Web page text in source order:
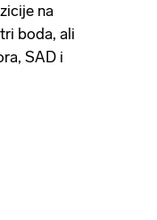
na
boda, ali
SAD i